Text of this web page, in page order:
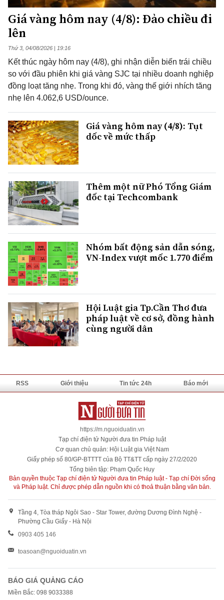
Giá vàng hôm nay (4/8): Đảo chiều đi
lên
Thứ 3, 04/08/2026 | 19:16
Kết thúc ngày hôm nay (4/8), ghi nhận diễn biến trái chiều
so với đầu phiên khi giá vàng SJC tại nhiều doanh nghiệp
đồng loạt tăng nhẹ. Trong khi đó, vàng thế giới nhích tăng
nhẹ lên 4.062,6 USD/ounce.
Giá vàng hôm nay (4/8): Tụt
dốc về mức thấp
Thêm một nữ Phó Tổng Giám
đốc tại Techcombank
Nhóm bất động sản dẫn sóng,
VN-Index vượt mốc 1.770 điểm
Hội Luật gia Tp.Cần Thơ đưa
pháp luật về cơ sở, đồng hành
cùng người dân
RSS Giới thiệu Tin tức 24h Báo mới
https://m.nguoiduatin.vn
Tạp chí điện tử Người đưa tin Pháp luật
Cơ quan chủ quản: Hội Luật gia Việt Nam
Giấy phép số 80/GP-BTTTT của Bộ TT&TT cấp ngày 27/2/2020
Tổng biên tập: Phạm Quốc Huy
Bản quyền thuộc Tạp chí điện tử Người đưa tin Pháp luật - Tạp chí Đời sống
và Pháp luật. Chỉ được phép dẫn nguồn khi có thoả thuận bằng văn bản.
Tầng 4, Tòa tháp Ngôi Sao - Star Tower, đường Dương Đình Nghệ -
Phường Cầu Giấy - Hà Nội
0903 405 146
toasoan@nguoiduatin.vn
BÁO GIÁ QUẢNG CÁO
Miền Bắc: 098 9033388